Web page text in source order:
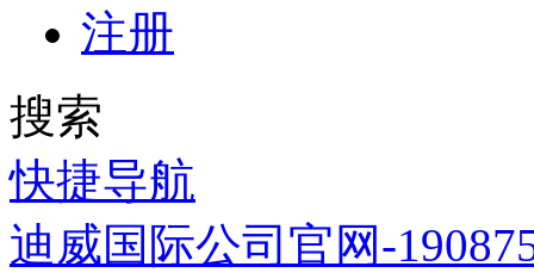
注册
搜索
快捷导航
迪威国际公司官网-